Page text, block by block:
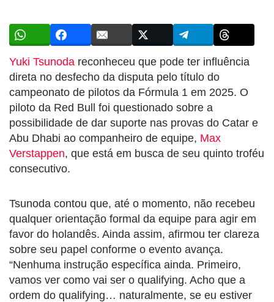
Yuki Tsunoda reconheceu que pode ter influência
direta no desfecho da disputa pelo título do
campeonato de pilotos da Fórmula 1 em 2025. O
piloto da Red Bull foi questionado sobre a
possibilidade de dar suporte nas provas do Catar e
Abu Dhabi ao companheiro de equipe, Max
Verstappen, que está em busca de seu quinto troféu
consecutivo.
Tsunoda contou que, até o momento, não recebeu
qualquer orientação formal da equipe para agir em
favor do holandês. Ainda assim, afirmou ter clareza
sobre seu papel conforme o evento avança.
“Nenhuma instrução específica ainda. Primeiro,
vamos ver como vai ser o qualifying. Acho que a
ordem do qualifying… naturalmente, se eu estiver